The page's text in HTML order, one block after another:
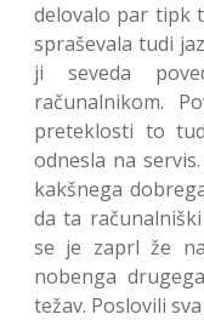
delovalo par tipk
spraševala tudi
ji seveda
računalnikom.
preteklosti to
odnesla na
kakšnega
da ta
se je zaprl že
nobenga
težav. Poslovili